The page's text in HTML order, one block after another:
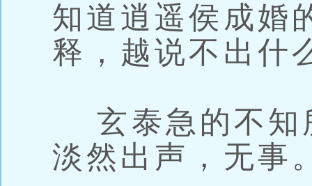
知道逍遥侯成婚
释，越说不出什
玄泰急的不知
淡然出声，无事